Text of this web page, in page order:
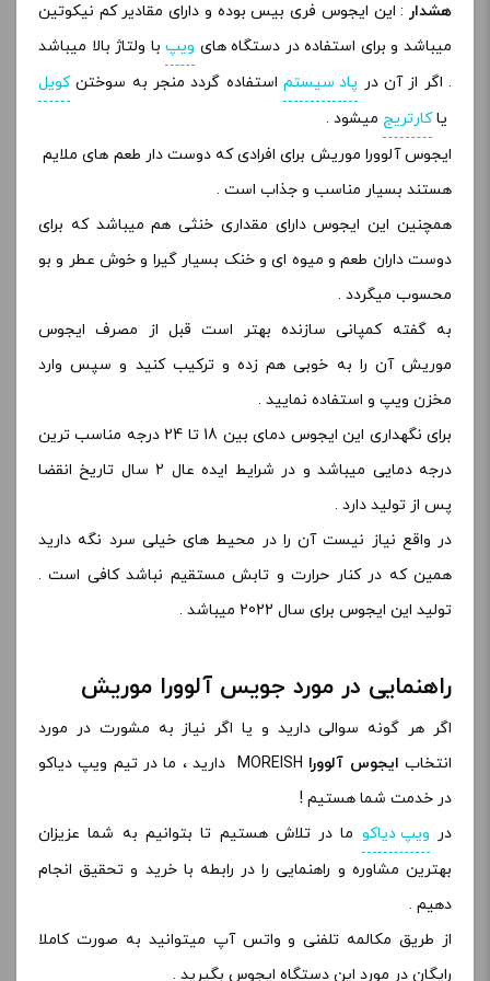
هشدار : این ایجوس فری بیس بوده و دارای مقادیر کم نیکوتین
میباشد و برای استفاده در دستگاه های ویپبا ولتاژ بالا میباشد
. اگر از آن در پاد سیستماستفاده گردد منجر به سوختنکویل
یاکارتریج میشود .
ایجوس آلوورا موریش برای افرادی که دوست دار طعم های ملایم
هستند بسیار مناسب و جذاب است .
همچنین این ایجوس دارای مقداری خنثی هم میباشد که برای
دوست داران طعم و میوه ای و خنک بسیار گیرا و خوش عطر و بو
محسوب میگردد .
به گفته کمپانی سازنده بهتر است قبل از مصرف ایجوس
موریش آن را به خوبی هم زده و ترکیب کنید و سپس وارد
مخزن ویپ و استفاده نمایید .
برای نگهداری این ایجوس دمای بین 18 تا 24 درجه مناسب ترین
درجه دمایی میباشد و در شرایط ایده عال 2 سال تاریخ انقضا
پس از تولید دارد .
در واقع نیاز نیست آن را در محیط های خیلی سرد نگه دارید
همین که در کنار حرارت و تابش مستقیم نباشد کافی است .
تولید این ایجوس برای سال 2022 میباشد .
راهنمایی در مورد جویس آلوورا موریش
اگر هر گونه سوالی دارید و یا اگر نیاز به مشورت در مورد
انتخاب ایجوس آلوورا
MOREISH دارید ، ما در تیم ویپ دیاکو
در خدمت شما هستیم !
در ویپ دیاکو ما در تلاش هستیم تا بتوانیم به شما عزیزان
بهترین مشاوره و راهنمایی را در رابطه با خرید و تحقیق انجام
دهیم .
از طریق مکالمه تلفنی و واتس آپ میتوانید به صورت کاملا
رایگان در مورد این دستگاه ایجوس بگیرید .